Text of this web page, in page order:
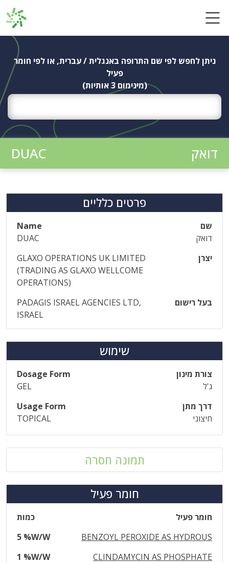
ניתן לחפש לפי שם התרופה באנגלית / עברית, או לפי חומר
פעיל
(מינימום 3 אותיות)
דואק DUAC
פרטים כלליים
שם
Name
דואק
DUAC
יצרן
GLAXO OPERATIONS UK LIMITED
(TRADING AS GLAXO WELLCOME
OPERATIONS)
בעל רישום
PADAGIS ISRAEL AGENCIES LTD,
ISRAEL
שימוש
צורת מינון
Dosage Form
ג'ל
GEL
דרך מתן
Usage Form
חיצוני
TOPICAL
תמונה חסרה
חומר פעיל
חומר פעיל
כמות
BENZOYL PEROXIDE AS HYDROUS
5 %W/W
CLINDAMYCIN AS PHOSPHATE
1 %W/W